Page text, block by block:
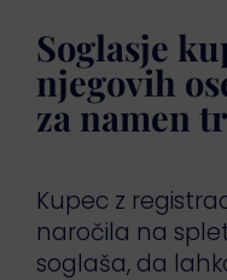
Soglasje
njegovih
za namen
Kupec z
naročila na
soglaša, da